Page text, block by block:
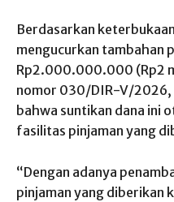
Berdasarkan
mengucurkan tambahan
Rp2.000.000.000 (Rp2
nomor 030/DIR-V/2026,
bahwa suntikan dana ini
fasilitas pinjaman yang
“Dengan adanya
pinjaman yang diberikan